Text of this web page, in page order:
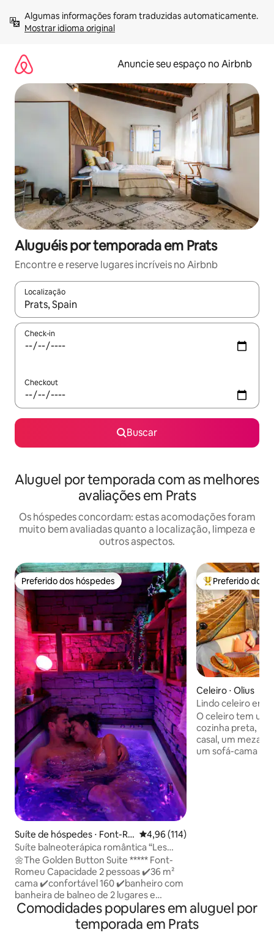
para
Mostrar idioma original
Anuncie seu espaço no Airbnb
Aluguéis por temporada em Prats
Encontre e reserve lugares incríveis no Airbnb
Localização
Quando os resultados estiverem disponíveis, explore-os
Check-in
Checkout
Buscar
Aluguel por temporada com as melhores
avaliações em Prats
Os hóspedes concordam: estas acomodações foram
muito bem avaliadas quanto a localização, limpeza e
outros aspectos.
Preferido dos hóspedes
Preferido dos hóspedes
Suíte de hóspedes ⋅ Font-Ro
meu-Odeillo-Via
4,96 de uma avaliação média de
4,96 (114)
Suíte balneoterápica romântica “Les
Boutons d'Or”
🌼The Golden Button Suite ***** Font-
Romeu Capacidade 2 pessoas ✔️36 m²
cama ✔️️confortável 160 ✔️banheiro com
banheira de balneo de 2 lugares e
chuveiro duplo.🛁🚿 área ✔️de jantar
✔️️terraço privativo de 20m2 virado para
o sul. ✔️navio a vapor 🔥 Ambilight ✔️TV
Entre os
Preferido dos
Celeiro ⋅ Olius
Lindo celeiro em
O celeiro tem
cozinha preta,
casal, um
um sofá-cama na
Comodidades populares em aluguel por
temporada em Prats